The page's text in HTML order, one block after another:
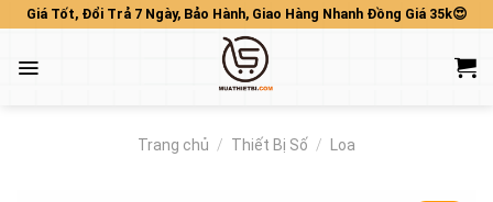
Skip
content
Giá Tốt, Đổi Trả 7 Ngày, Bảo Hành, Giao Hàng Nhanh Đồng Giá 35k😍
Trang chủ / Thiết Bị Số / Loa